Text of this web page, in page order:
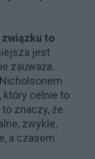
związku to
jest
zauważa.
który celnie to
znaczy, że
zwykłe,
a czasem